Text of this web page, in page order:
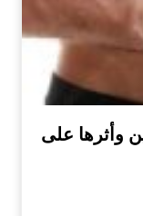
وأثرها على